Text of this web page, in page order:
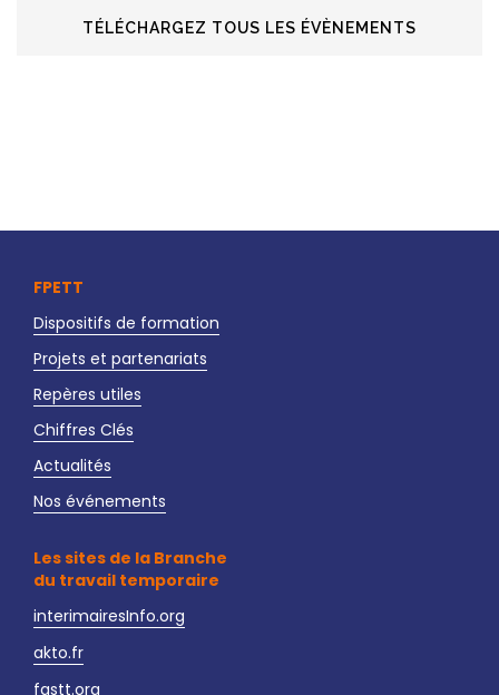
TÉLÉCHARGEZ TOUS LES ÉVÈNEMENTS
FPETT
Dispositifs de formation
Projets et partenariats
Repères utiles
Chiffres Clés
Actualités
Nos événements
Les sites de la Branche
du travail temporaire
interimairesInfo.org
akto.fr
fastt.org